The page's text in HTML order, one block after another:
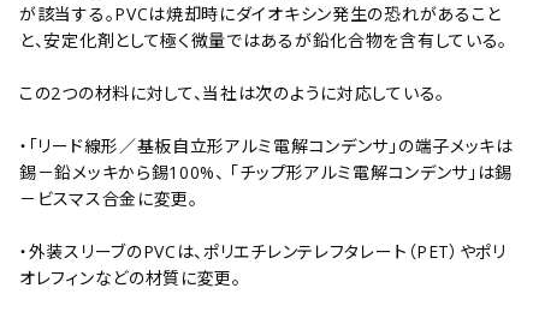
が該当する。PVCは焼却時にダイオキシン発生の恐れがあること
と、安定化剤として極く微量ではあるが鉛化合物を含有している。
この2つの材料に対して、当社は次のように対応している。
・｢リード線形／基板自立形アルミ電解コンデンサ｣の端子メッキは
錫－鉛メッキから錫100%、 ｢チップ形アルミ電解コンデンサ｣は錫
－ビスマス合金に変更。
・外装スリーブのPVCは、ポリエチレンテレフタレート（PET）やポリ
オレフィンなどの材質に変更。